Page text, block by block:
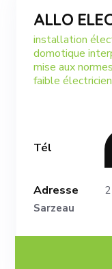
ALLO
installation
domotique
mise aux
faible
Tél
Adresse
Sarzeau